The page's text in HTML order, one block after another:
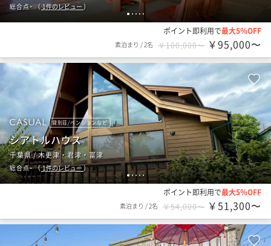
1 2 3 4 5
総合点-（1件のレビュー）
ポイント即利用で最大5％OFF
素泊まり /2名 ￥100,000〜 ￥95,000〜
12345
貸別荘/ペンションなど
シアトルハウス
千葉県 / 木更津・君津・富津
総合点-（1件のレビュー）
ポイント即利用で最大5％OFF
素泊まり /2名 ￥54,000〜 ￥51,300〜